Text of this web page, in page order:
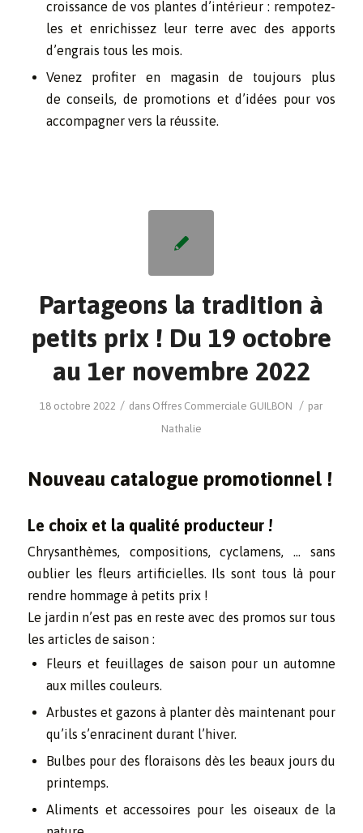
croissance de vos plantes d’intérieur : rempotez-
les et enrichissez leur terre avec des apports
d’engrais tous les mois.
Venez profiter en magasin de toujours plus
de conseils, de promotions et d’idées pour vos
accompagner vers la réussite.
Partageons la tradition à
petits prix ! Du 19 octobre
au 1er novembre 2022
18 octobre 2022 / dans Offres Commerciale GUILBON / par
Nathalie
Nouveau catalogue promotionnel !
Le choix et la qualité producteur !
Chrysanthèmes, compositions, cyclamens, … sans
oublier les fleurs artificielles. Ils sont tous là pour
rendre hommage à petits prix !
Le jardin n’est pas en reste avec des promos sur tous
les articles de saison :
Fleurs et feuillages de saison pour un automne
aux milles couleurs.
Arbustes et gazons à planter dès maintenant pour
qu’ils s’enracinent durant l’hiver.
Bulbes pour des floraisons dès les beaux jours du
printemps.
Aliments et accessoires pour les oiseaux de la